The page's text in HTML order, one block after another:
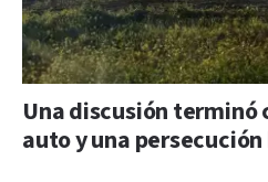
Una discusión terminó
auto y una